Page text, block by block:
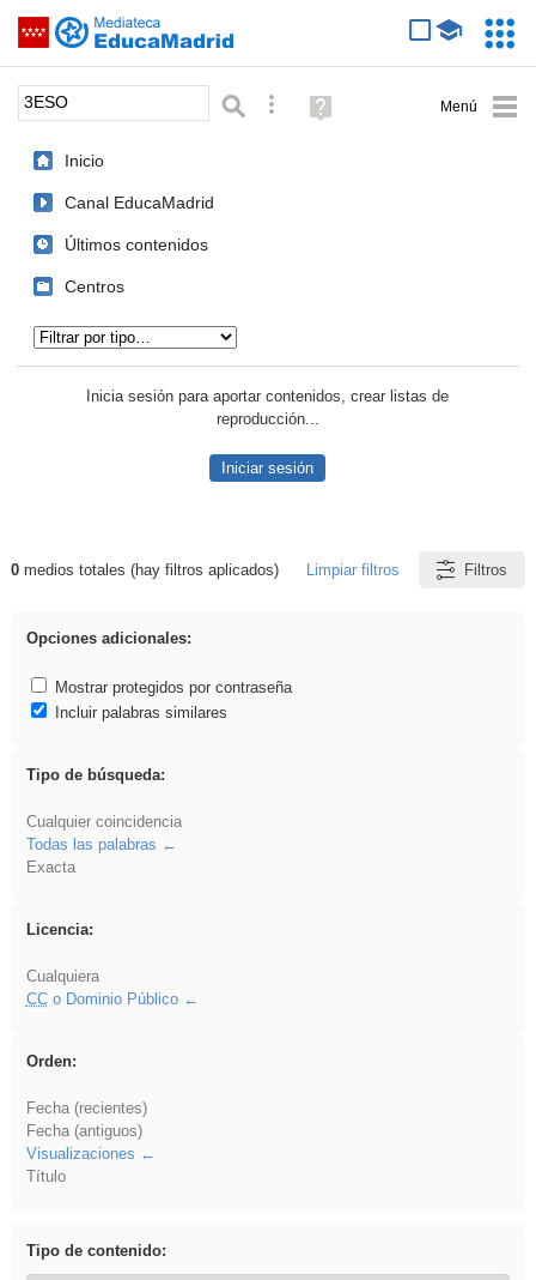
Saltar navegación
Palabra o frase: Búsqueda avanzada
Ayuda
(en
Inicio
Canal EducaMadrid
Últimos contenidos
Centros
Inicia sesión para aportar contenidos, crear listas de
reproducción...
Iniciar sesión
Resultados de: 3ESO
0medios totales (hay filtros aplicados) Limpiar filtros Filtros
Opciones adicionales:
Mostrar protegidos por contraseña
Incluir palabras similares
Tipo de búsqueda:
Cualquier coincidencia
Todas las palabras
Exacta
Licencia:
Cualquiera
CCo Dominio Público
Orden:
Fecha (recientes)
Fecha (antiguos)
Visualizaciones
Título
Tipo de contenido: